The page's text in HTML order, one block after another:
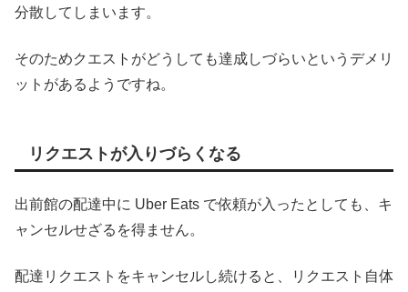
分散してしまいます。
そのためクエストがどうしても達成しづらいというデメリ
ットがあるようですね。
リクエストが入りづらくなる
出前館の配達中に Uber Eats で依頼が入ったとしても、キ
ャンセルせざるを得ません。
配達リクエストをキャンセルし続けると、リクエスト自体